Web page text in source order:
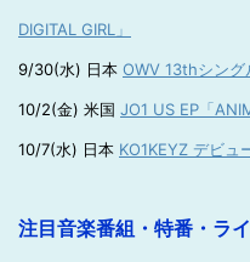
DIGITAL GIRL」
9/30(水) 日本 OWV 13thシング
10/2(金) 米国 JO1 US EP「
10/7(水) 日本 KO1KEYZ デビュ
注目音楽番組・特番・ラ